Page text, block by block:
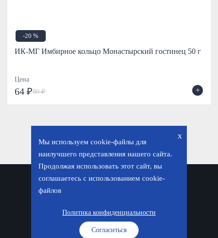
-20 %
ИК-МГ Имбирное кольцо Монастырский гостинец 50 г
Цена
64 ₽80 ₽ +
x
Мы используем cookie-файлы для
наилучшего представления нашего сайта.
Продолжая использовать этот сайт, вы
соглашаетесь с использованием cookie-
файлов
Согласиться
Политика конфиденциальности